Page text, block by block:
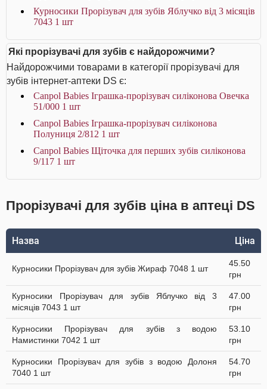
Курносики Прорізувач для зубів Яблучко від 3 місяців
7043 1 шт
Які прорізувачі для зубів є найдорожчими?
Найдорожчими товарами в категорії прорізувачі для
зубів інтернет-аптеки DS є:
Canpol Babies Іграшка-прорізувач cиліконова Овечка
51/000 1 шт
Canpol Babies Іграшка-прорізувач cиліконова
Полуниця 2/812 1 шт
Canpol Babies Щіточка для перших зубів силіконова
9/117 1 шт
Прорізувачі для зубів ціна в аптеці DS
Назва Ціна
Курносики Прорізувач для зубів Жираф 7048 1 шт
45.50
грн
Курносики Прорізувач для зубів Яблучко від 3
місяців 7043 1 шт
47.00
грн
Курносики Прорізувач для зубів з водою
Намистинки 7042 1 шт
53.10
грн
Курносики Прорізувач для зубів з водою Долоня
7040 1 шт
54.70
грн